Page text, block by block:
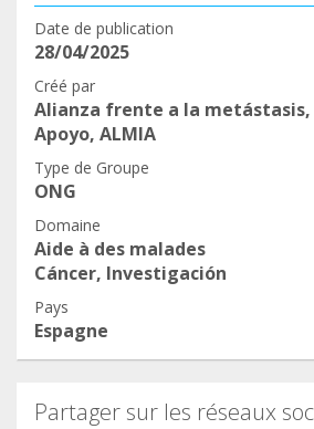
Date de publication
28/04/2025
Créé par
Alianza frente a la metástasis,
Apoyo, ALMIA
Type de Groupe
ONG
Domaine
Aide à des malades
Cáncer, Investigación
Pays
Espagne
Partager sur les réseaux